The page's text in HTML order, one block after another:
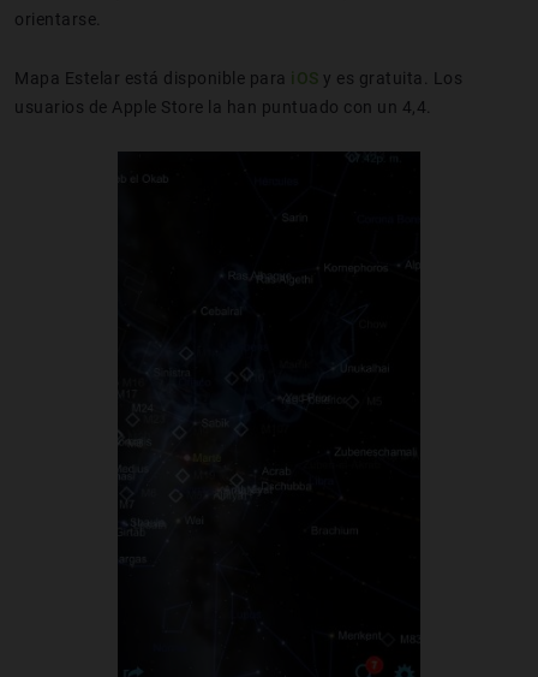
orientarse.
Mapa Estelar está disponible para iOS y es gratuita. Los
usuarios de Apple Store la han puntuado con un 4,4.